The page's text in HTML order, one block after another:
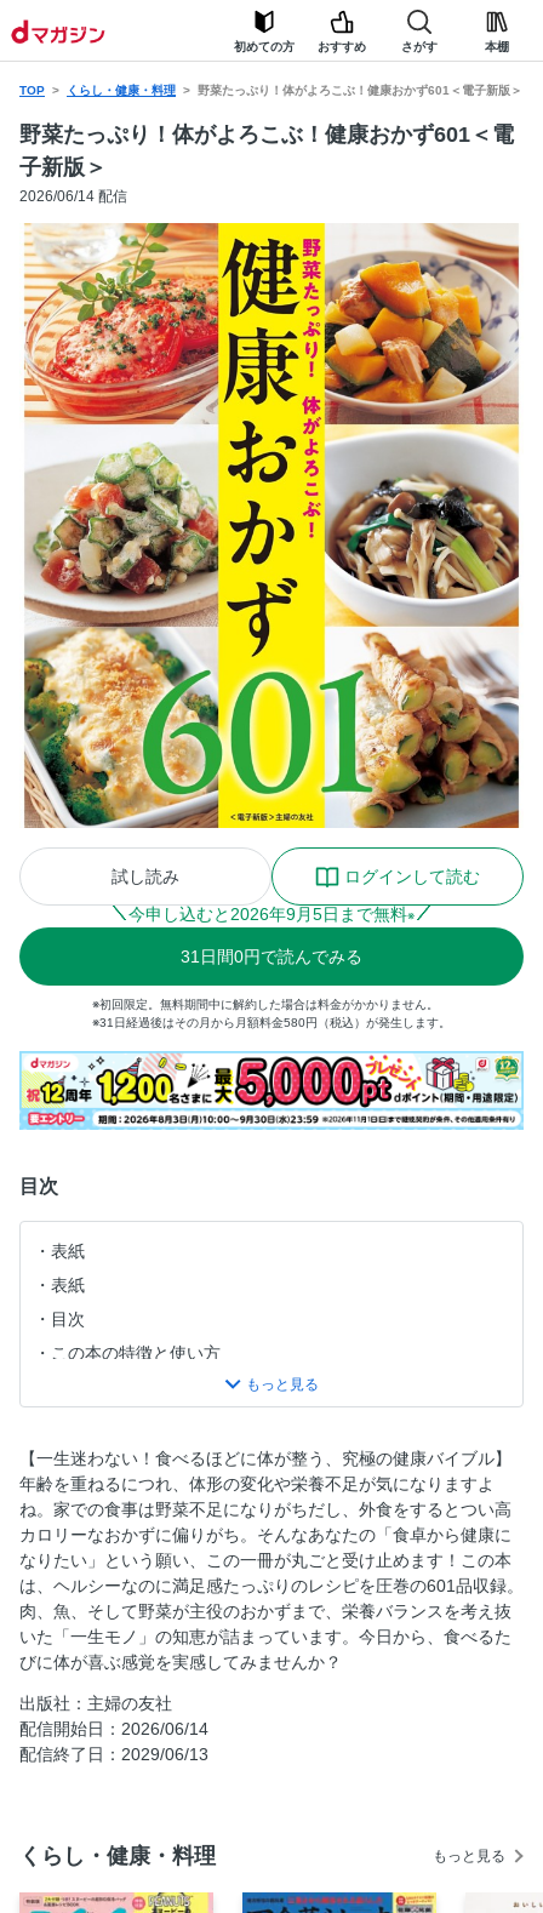
初めての方 おすすめ さがす 本棚
TOP くらし・健康・料理 野菜たっぷり！体がよろこぶ！健康おかず601＜電子新版＞
野菜たっぷり！体がよろこぶ！健康おかず601＜電
子新版＞
2026/06/14 配信
試し読み
ログインして読む
今申し込むと 2026年9月5日まで無料※
31 日間0円で読んでみる
※初回限定。無料期間中に解約した場合は料金がかかりません。
※31日経過後はその月から月額料金580円（税込）が発生します。
目次
表紙
表紙
目次
この本の特徴と使い方
Column１ 野菜の切り方
健康食材レシピ
Column２ 良質なオイルの話
第１章 野菜のレシピ／緑黄色野菜
淡色野菜
根菜
いも・豆類
きのこ
Column３ 手作りドレッシング
第２章 肉のレシピ
第３章 魚介のレシピ
第５章 ごはん、めん、スープのレシピ
第６章 おやつ＆ドリンクのレシピ
【一生迷わない！食べるほどに体が整う、究極の健康バイブル】
年齢を重ねるにつれ、体形の変化や栄養不足が気になりますよ
ね。家での食事は野菜不足になりがちだし、外食をするとつい高
カロリーなおかずに偏りがち。そんなあなたの「食卓から健康に
なりたい」という願い、この一冊が丸ごと受け止めます！この本
は、ヘルシーなのに満足感たっぷりのレシピを圧巻の601品収録。
肉、魚、そして野菜が主役のおかずまで、栄養バランスを考え抜
いた「一生モノ」の知恵が詰まっています。今日から、食べるた
びに体が喜ぶ感覚を実感してみませんか？
出版社：主婦の友社
配信開始日：2026/06/14
配信終了日：2029/06/13
くらし・健康・料理 もっと見る